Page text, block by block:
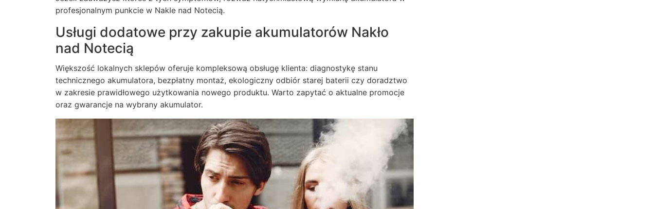
profesjonalnym punkcie w Nakle nad Notecią.
Usługi dodatowe przy zakupie akumulatorów Nakło
nad Notecią
Większość lokalnych sklepów oferuje kompleksową obsługę klienta: diagnostykę stanu
technicznego akumulatora, bezpłatny montaż, ekologiczny odbiór starej baterii czy doradztwo
w zakresie prawidłowego użytkowania nowego produktu. Warto zapytać o aktualne promocje
oraz gwarancje na wybrany akumulator.